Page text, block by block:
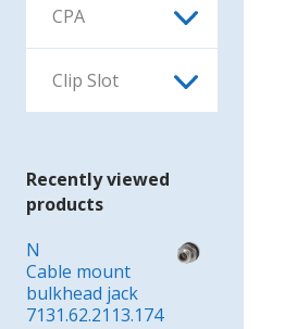
Recently viewed
products
N
Cable mount
bulkhead jack
7131.62.2113.174